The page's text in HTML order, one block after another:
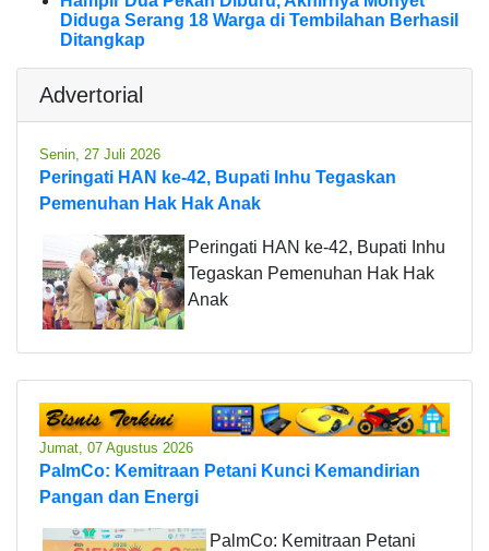
Diduga Serang 18 Warga di Tembilahan Berhasil
Ditangkap
Advertorial
Senin, 27 Juli 2026
Peringati HAN ke-42, Bupati Inhu Tegaskan
Pemenuhan Hak Hak Anak
Peringati HAN ke-42, Bupati Inhu
Tegaskan Pemenuhan Hak Hak
Anak
Jumat, 07 Agustus 2026
PalmCo: Kemitraan Petani Kunci Kemandirian
Pangan dan Energi
PalmCo: Kemitraan Petani